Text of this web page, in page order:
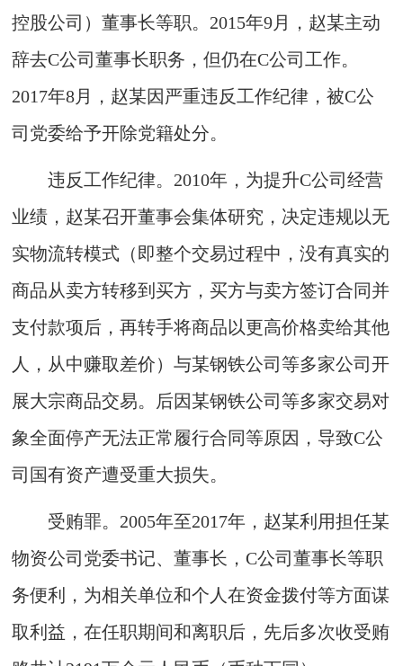
控股公司）董事长等职。2015年9月，赵某主动
辞去C公司董事长职务，但仍在C公司工作。
2017年8月，赵某因严重违反工作纪律，被C公
司党委给予开除党籍处分。
违反工作纪律。2010年，为提升C公司经营
业绩，赵某召开董事会集体研究，决定违规以无
实物流转模式（即整个交易过程中，没有真实的
商品从卖方转移到买方，买方与卖方签订合同并
支付款项后，再转手将商品以更高价格卖给其他
人，从中赚取差价）与某钢铁公司等多家公司开
展大宗商品交易。后因某钢铁公司等多家交易对
象全面停产无法正常履行合同等原因，导致C公
司国有资产遭受重大损失。
受贿罪。2005年至2017年，赵某利用担任某
物资公司党委书记、董事长，C公司董事长等职
务便利，为相关单位和个人在资金拨付等方面谋
取利益，在任职期间和离职后，先后多次收受贿